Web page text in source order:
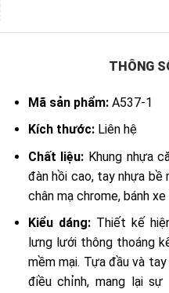
THÔNG
Mã sản phẩm:A537-1
Kích thước: Liên hệ
Chất liệu: Khung nhựa
đàn hồi cao, tay nhựa bề
chân mạ chrome, bánh
Kiểu dáng: Thiết kế
lưng lưới thông thoáng
mềm mại. Tựa đầu và
điều chỉnh, mang lại